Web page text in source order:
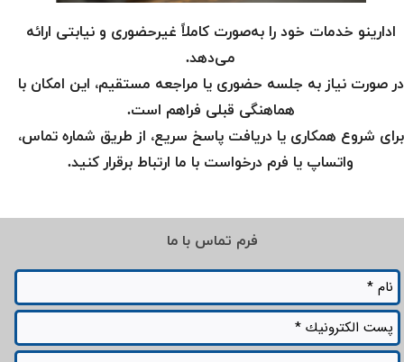
ادارینو خدمات خود را به‌صورت کاملاً غیرحضوری و نیابتی ارائه
می‌دهد.
​​​​​​​در صورت نیاز به جلسه حضوری یا مراجعه مستقیم، این امکان با
هماهنگی قبلی فراهم است.
برای شروع همکاری یا دریافت پاسخ سریع، از طریق شماره تماس،
واتساپ یا فرم درخواست با ما ارتباط برقرار کنید.
فرم تماس با ما